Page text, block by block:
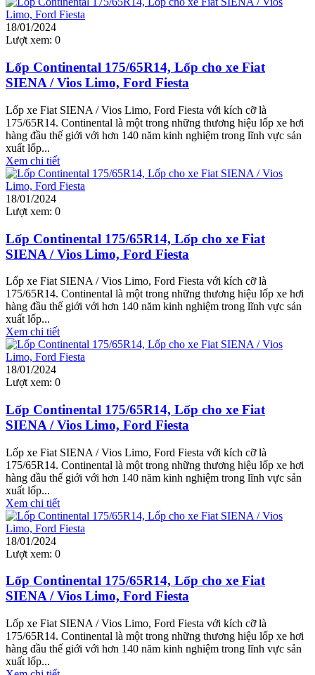
18/01/2024
Lượt xem: 0
Lốp Continental 175/65R14, Lốp cho xe Fiat
SIENA / Vios Limo, Ford Fiesta
Lốp xe Fiat SIENA / Vios Limo, Ford Fiesta với kích cỡ là
175/65R14. Continental là một trong những thương hiệu lốp xe hơi
hàng đầu thế giới với hơn 140 năm kinh nghiệm trong lĩnh vực sản
xuất lốp...
Xem chi tiết
18/01/2024
Lượt xem: 0
Lốp Continental 175/65R14, Lốp cho xe Fiat
SIENA / Vios Limo, Ford Fiesta
Lốp xe Fiat SIENA / Vios Limo, Ford Fiesta với kích cỡ là
175/65R14. Continental là một trong những thương hiệu lốp xe hơi
hàng đầu thế giới với hơn 140 năm kinh nghiệm trong lĩnh vực sản
xuất lốp...
Xem chi tiết
18/01/2024
Lượt xem: 0
Lốp Continental 175/65R14, Lốp cho xe Fiat
SIENA / Vios Limo, Ford Fiesta
Lốp xe Fiat SIENA / Vios Limo, Ford Fiesta với kích cỡ là
175/65R14. Continental là một trong những thương hiệu lốp xe hơi
hàng đầu thế giới với hơn 140 năm kinh nghiệm trong lĩnh vực sản
xuất lốp...
Xem chi tiết
18/01/2024
Lượt xem: 0
Lốp Continental 175/65R14, Lốp cho xe Fiat
SIENA / Vios Limo, Ford Fiesta
Lốp xe Fiat SIENA / Vios Limo, Ford Fiesta với kích cỡ là
175/65R14. Continental là một trong những thương hiệu lốp xe hơi
hàng đầu thế giới với hơn 140 năm kinh nghiệm trong lĩnh vực sản
xuất lốp...